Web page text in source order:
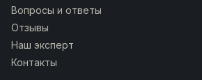
Вопросы и ответы
Отзывы
Наш эксперт
Контакты